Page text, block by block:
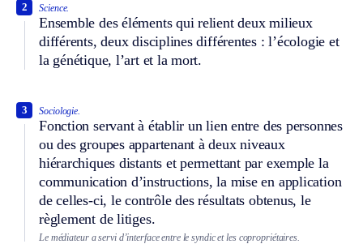
Science.
Ensemble des éléments qui relient deux milieux
différents, deux disciplines différentes : l’écologie et
la génétique, l’art et la mort.
2
Sociologie.
Fonction servant à établir un lien entre des personnes
ou des groupes appartenant à deux niveaux
hiérarchiques distants et permettant par exemple la
communication d’instructions, la mise en application
de celles-ci, le contrôle des résultats obtenus, le
règlement de litiges.
3
Le médiateur a servi d’interface entre le syndic et les copropriétaires.